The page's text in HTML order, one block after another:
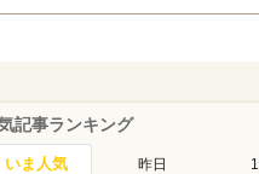
記事ランキング
いま人気 昨日